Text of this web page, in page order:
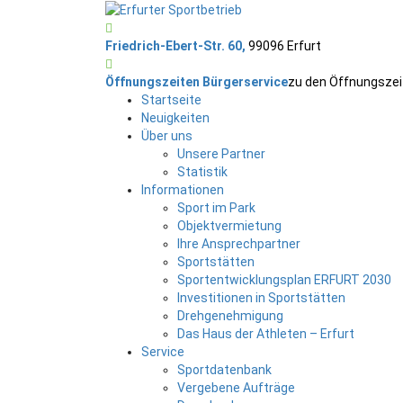
Friedrich-Ebert-Str. 60, 99096 Erfurt
Öffnungszeiten Bürgerservicezu den
Startseite
Neuigkeiten
Über uns
Unsere Partner
Statistik
Informationen
Sport im Park
Objektvermietung
Ihre Ansprechpartner
Sportstätten
Sportentwicklungsplan ERFURT 2030
Investitionen in Sportstätten
Drehgenehmigung
Das Haus der Athleten – Erfurt
Service
Sportdatenbank
Vergebene Aufträge